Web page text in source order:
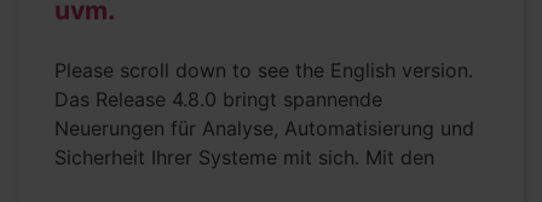
uvm.
Please scroll down to see the English version.
Das Release 4.8.0 bringt spannende
Neuerungen für Analyse, Automatisierung und
Sicherheit Ihrer Systeme mit sich. Mit den